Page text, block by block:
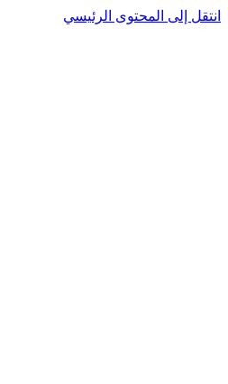
انتقل إلى المحتوى الرئيسي